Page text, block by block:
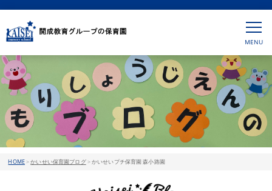
HOME>かいせい保育園ブログ>かいせいプチ保育園 森小路園